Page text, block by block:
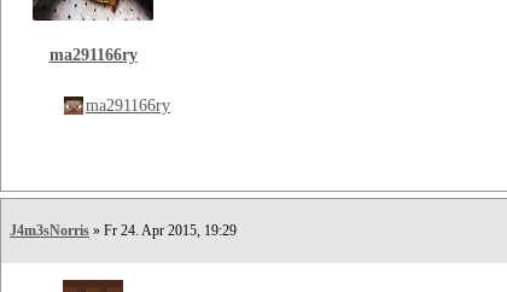
ma291166ry
ma291166ry
J4m3sNorris » Fr 24. Apr 2015, 19:29